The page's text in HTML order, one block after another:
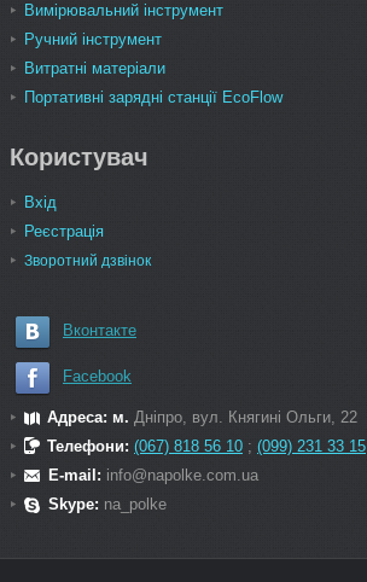
Вимірювальний інструмент
Ручний інструмент
Витратні матеріали
Портативні зарядні станції EcoFlow
Користувач
Вхід
Реєстрація
Зворотний дзвінок
Вконтакте
Facebook
Адреса: м. Дніпро, вул. Княгині Ольги, 22
Телефони: (067) 818 56 10 ; (099) 231 33 15
E-mail: info@napolke.com.ua
Skype: na_polke